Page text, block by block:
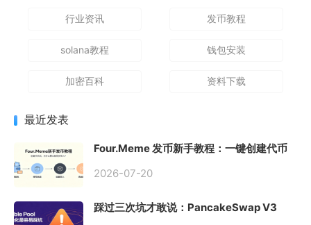
行业资讯 发币教程
solana教程 钱包安装
加密百科 资料下载
最近发表
Four.Meme 发币新手教程：一键创建代币
2026-07-20
踩过三次坑才敢说：PancakeSwap V3